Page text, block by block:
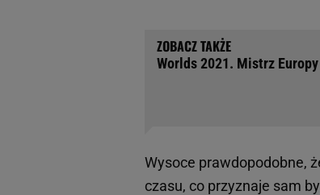
Worlds 2021. Mistrz
Wysoce prawdopodobne,
czasu, co przyznaje sam